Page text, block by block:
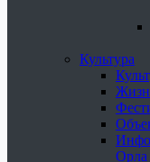
Культура
Орла